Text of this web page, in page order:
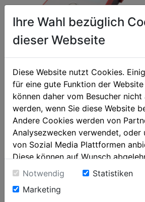
Qualität 100%
Zufriedenheit 100%
weitere Beiträge
Ihre Wahl bezüglich
dieser Webseite
Diese Website nutzt Cookies.
für eine gute Funktion der
können daher vom Besucher nicht
werden, wenn Sie diese Website
Andere Cookies werden von
Analysezwecken verwendet, oder
von Sozial Media Plattformen
Diese können auf Wunsch
sie unsere Webseite weiter nutzen,
Einwilligung zu unseren Cookies.
Notwendig
Statistiken
Marketing